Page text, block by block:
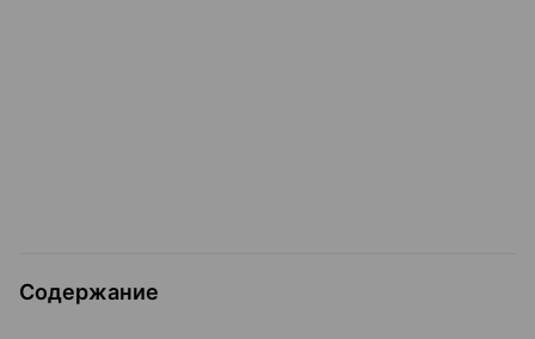
Содержание